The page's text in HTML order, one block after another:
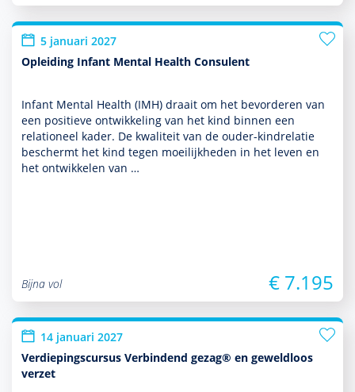
5 januari 2027
Opleiding Infant Mental Health Consulent
Infant Mental Health (IMH) draait om het bevor­deren van
een positieve ont­wikke­ling van het kind binnen een
relationeel kader. De kwaliteit van de ouder-kindrelatie
beschermt het kind tegen moeilijkheden in het leven en
het ontwik­kelen van …
Bijna vol € 7.195
14 januari 2027
Verdiepingscursus Verbindend gezag® en geweldloos
verzet